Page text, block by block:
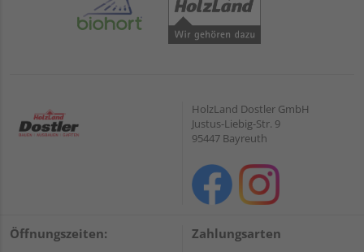
HolzLand Dostler GmbH
Justus-Liebig-Str. 9
95447 Bayreuth
Öffnungszeiten: Zahlungsarten